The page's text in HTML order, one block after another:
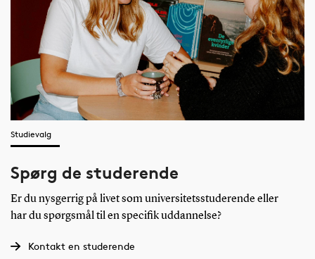
Studievalg
Spørg de studerende
Er du nysgerrig på livet som universitetsstuderende eller
har du spørgsmål til en specifik uddannelse?
Kontakt en studerende